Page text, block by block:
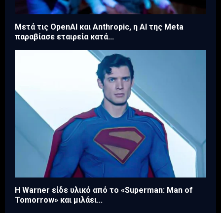
Μετά τις OpenAI και Anthropic, η AI της Meta
παραβίασε εταιρεία κατά...
Η Warner είδε υλικό από το «Superman: Man of
Tomorrow» και μιλάει...